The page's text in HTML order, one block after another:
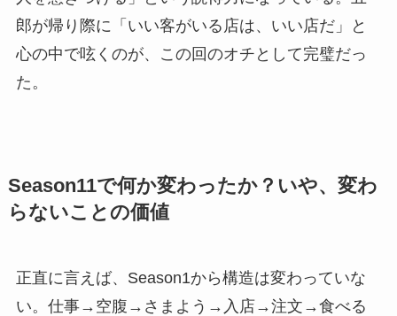
郎が帰り際に「いい客がいる店は、いい店だ」と
心の中で呟くのが、この回のオチとして完璧だっ
た。
Season11で何か変わったか？いや、変わ
らないことの価値
正直に言えば、Season1から構造は変わっていな
い。仕事→空腹→さまよう→入店→注文→食べる